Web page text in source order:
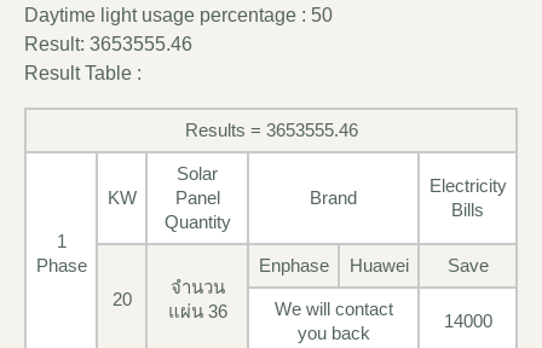
Daytime light usage percentage : 50
Result: 3653555.46
Result Table :
Results = 3653555.46
1
Phase
KW
Solar
Panel
Quantity
Brand
Electricity
Bills
20
จำนวน
แผ่น 36
Enphase Huawei Save
We will contact
you back
14000